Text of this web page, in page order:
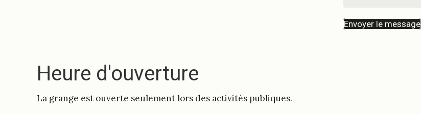
Envoyer le message
Heure d'ouverture
La grange est ouverte seulement lors des activités publiques.